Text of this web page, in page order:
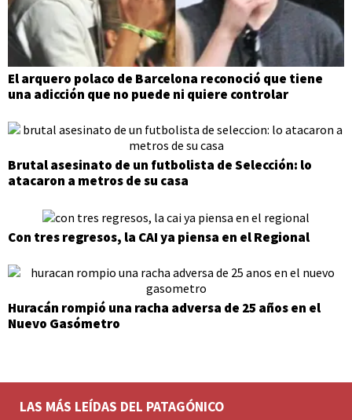
El arquero polaco de Barcelona reconoció que tiene
una adicción que no puede ni quiere controlar
Brutal asesinato de un futbolista de Selección: lo
atacaron a metros de su casa
Con tres regresos, la CAI ya piensa en el Regional
Huracán rompió una racha adversa de 25 años en el
Nuevo Gasómetro
LAS MÁS LEÍDAS DEL PATAGÓNICO